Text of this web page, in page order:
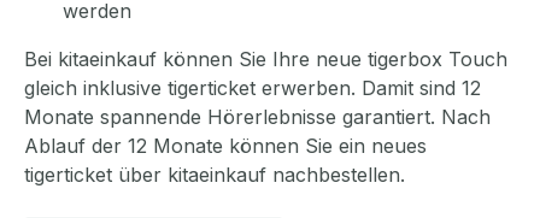
werden
Bei kitaeinkauf können Sie Ihre neue tigerbox Touch
gleich inklusive tigerticket erwerben. Damit sind 12
Monate spannende Hörerlebnisse garantiert. Nach
Ablauf der 12 Monate können Sie ein neues
tigerticket über kitaeinkauf nachbestellen.